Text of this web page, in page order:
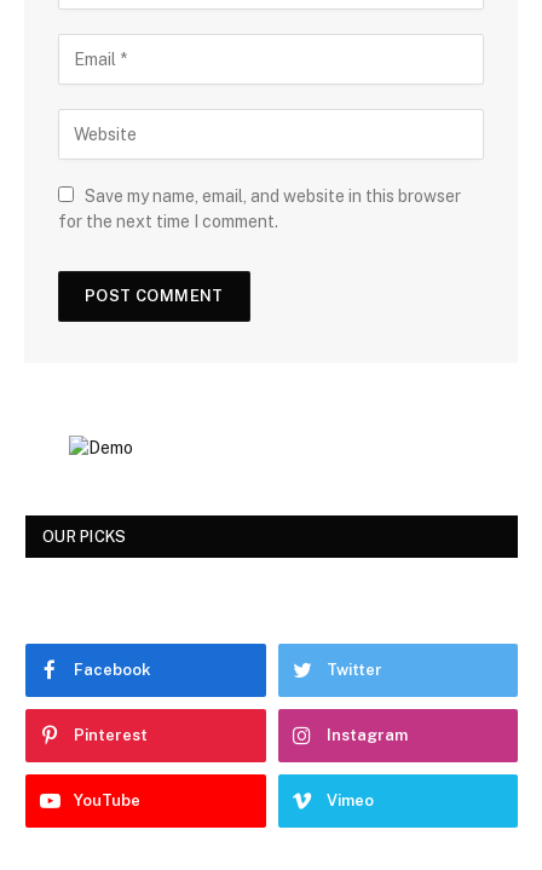
Save my name, email, and website in this browser
for the next time I comment.
OUR PICKS
Facebook Twitter
Pinterest Instagram
YouTube Vimeo